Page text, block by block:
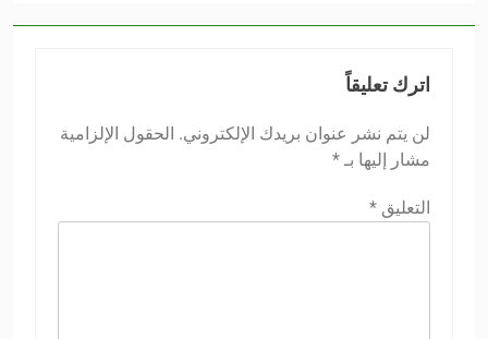
اترك تعليقاً
لن يتم نشر عنوان بريدك الإلكتروني. الحقول الإلزامية
مشار إليها بـ *
التعليق *